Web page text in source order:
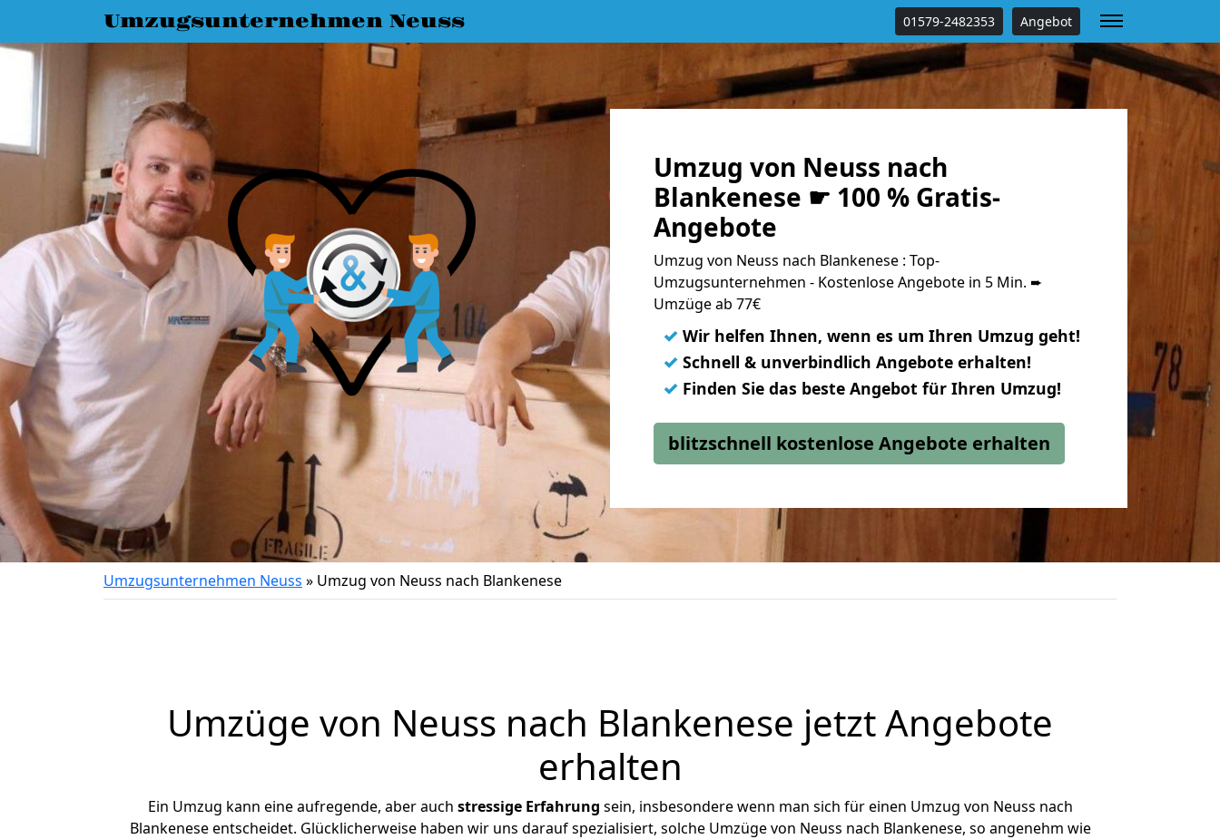
Umzugsunternehmen Neuss 01579-2482353 Angebot
Umzug von Neuss nach
Blankenese ☛ 100 % Gratis-
Angebote
Umzug von Neuss nach Blankenese : Top-
Umzugsunternehmen - Kostenlose Angebote in 5 Min. ➨
Umzüge ab 77€
✓ Wir helfen Ihnen, wenn es um Ihren Umzug geht!
✓ Schnell & unverbindlich Angebote erhalten!
✓ Finden Sie das beste Angebot für Ihren Umzug!
blitzschnell kostenlose Angebote erhalten
Umzugsunternehmen Neuss » Umzug von Neuss nach Blankenese
Umzüge von Neuss nach Blankenese jetzt Angebote
erhalten
Ein Umzug kann eine aufregende, aber auch stressige Erfahrung sein, insbesondere wenn man sich für einen Umzug von Neuss nach
Blankenese entscheidet. Glücklicherweise haben wir uns darauf spezialisiert, solche Umzüge von Neuss nach Blankenese, so angenehm wie